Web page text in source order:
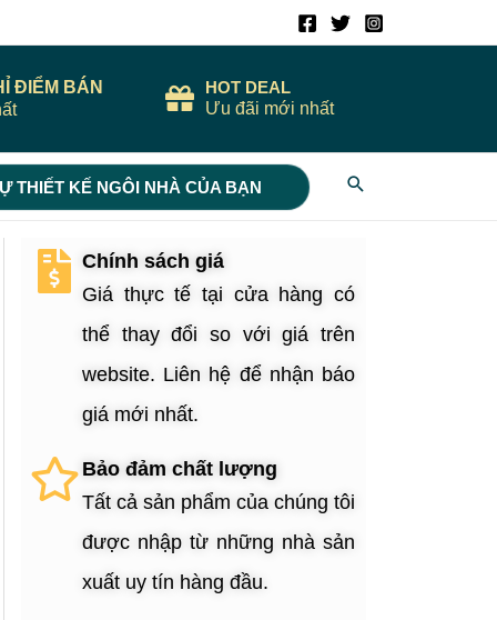
ĐIỂM BÁN
HOT DEAL
Ưu đãi mới nhất
THIẾT KẾ NGÔI NHÀ CỦA BẠN Search
Chính sách giá
Giá thực tế tại cửa hàng có
thể thay đổi so với giá trên
website. Liên hệ để nhận báo
giá mới nhất.
Bảo đảm chất lượng
Tất cả sản phẩm của chúng tôi
được nhập từ những nhà sản
xuất uy tín hàng đầu.